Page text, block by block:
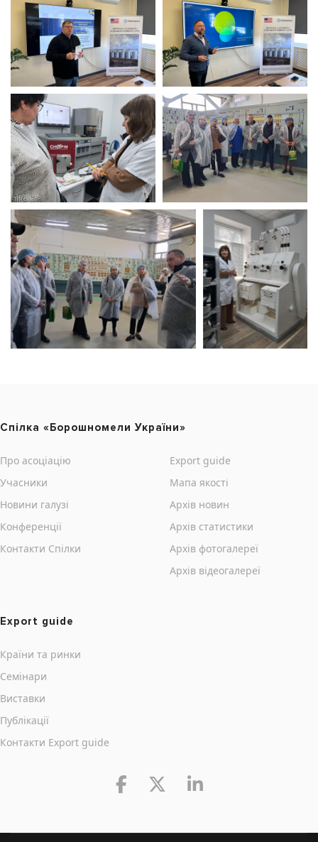
Cпілка «Борошномели України»
Про асоціацію
Учасники
Новини галузі
Конференції
Контакти Cпілки
Export guide
Мапа якості
Архів новин
Архів статистики
Архів фотогалереї
Архів відеогалереї
Export guide
Країни та ринки
Семінари
Виставки
Публікації
Контакти Export guide